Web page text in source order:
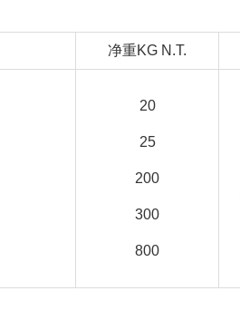
净重KG N.T.
20
25
200
300
800